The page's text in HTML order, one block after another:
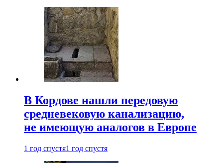
В Кордове нашли передовую
средневековую канализацию,
не имеющую аналогов в Европе
1 год спустя1 год спустя